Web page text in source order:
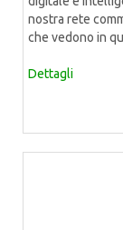
nostra rete
che vedono in
Dettagli